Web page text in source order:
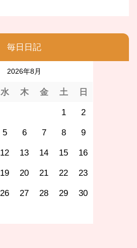
毎日日記
2026年8月
水 木 金 土 日
1 2
5 6 7 8 9
12 13 14 15 16
19 20 21 22 23
26 27 28 29 30